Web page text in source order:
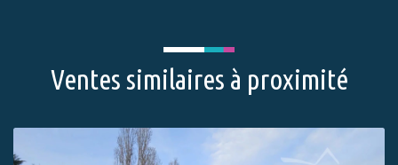
Ventes similaires à proximité